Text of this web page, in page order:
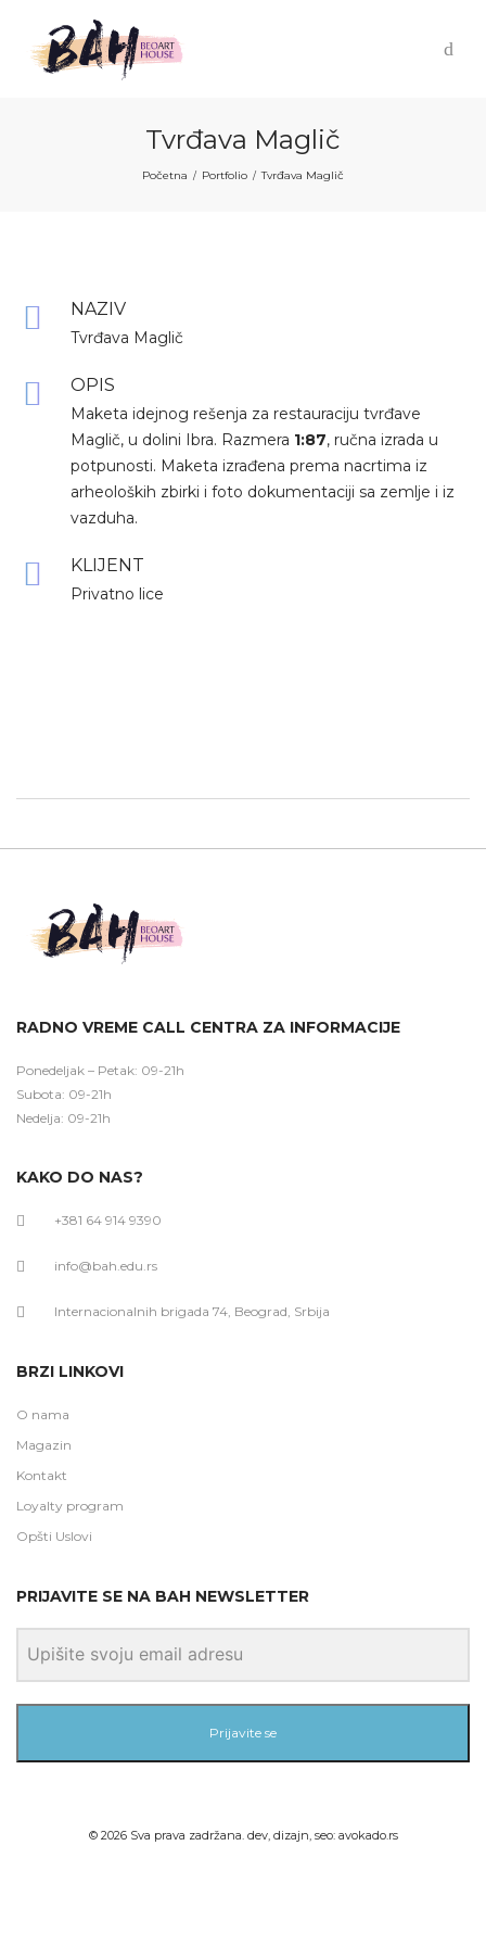
Tvrđava Maglič
Početna / Portfolio / Tvrđava Maglič
NAZIV
Tvrđava Maglič
OPIS
Maketa idejnog rešenja za restauraciju tvrđave
Maglič, u dolini Ibra. Razmera 1:87, ručna izrada u
potpunosti. Maketa izrađena prema nacrtima iz
arheoloških zbirki i foto dokumentaciji sa zemlje i iz
vazduha.
KLIJENT
Privatno lice
RADNO VREME CALL CENTRA ZA INFORMACIJE
Ponedeljak – Petak: 09-21h
Subota: 09-21h
Nedelja: 09-21h
KAKO DO NAS?
+381 64 914 9390
info@bah.edu.rs
Internacionalnih brigada 74, Beograd, Srbija
BRZI LINKOVI
O nama
Magazin
Kontakt
Loyalty program
Opšti Uslovi
PRIJAVITE SE NA BAH NEWSLETTER
Prijavite se
© 2026Sva prava zadržana. dev, dizajn, seo: avokado.rs